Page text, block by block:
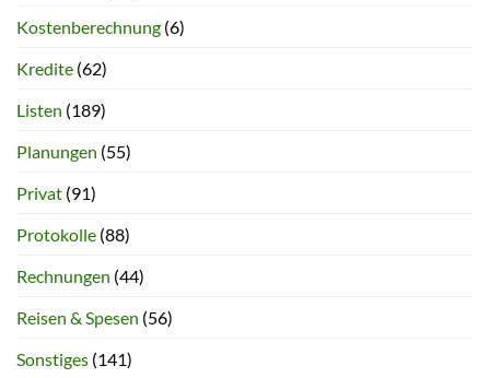
Kostenberechnung (6)
Kredite (62)
Listen (189)
Planungen (55)
Privat (91)
Protokolle (88)
Rechnungen (44)
Reisen & Spesen (56)
Sonstiges (141)